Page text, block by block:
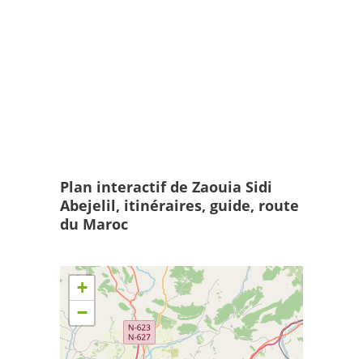
Plan interactif de Zaouia Sidi
Abejelil, itinéraires, guide, route
du Maroc
+
−